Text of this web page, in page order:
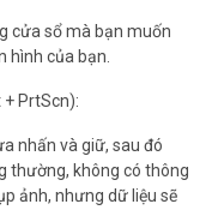
cửa sổ mà bạn muốn
hình của bạn.
PrtScn):
nhấn và giữ, sau đó
thường, không có thông
ảnh, nhưng dữ liệu sẽ